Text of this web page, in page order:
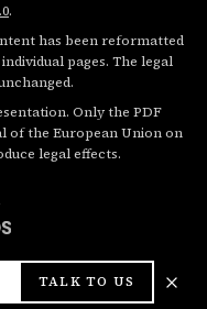
.
has been reformatted
pages. The legal
Only the PDF
of the European Union on
legal effects.
TALK TO US